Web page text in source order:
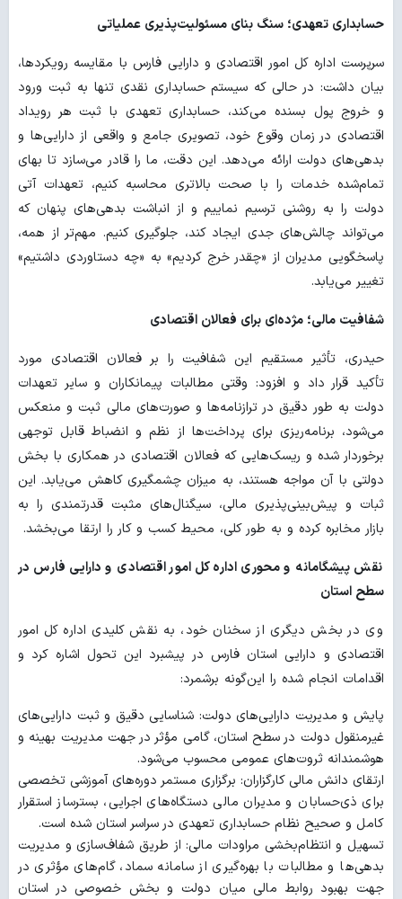
حسابداری تعهدی؛ سنگ بنای مسئولیت‌پذیری عملیاتی
سرپرست اداره کل امور اقتصادی و دارایی فارس با مقایسه رویکردها،
بیان داشت: در حالی که سیستم حسابداری نقدی تنها به ثبت ورود
و خروج پول بسنده می‌کند، حسابداری تعهدی با ثبت هر رویداد
اقتصادی در زمان وقوع خود، تصویری جامع و واقعی از دارایی‌ها و
بدهی‌های دولت ارائه می‌دهد. این دقت، ما را قادر می‌سازد تا بهای
تمام‌شده خدمات را با صحت بالاتری محاسبه کنیم، تعهدات آتی
دولت را به روشنی ترسیم نماییم و از انباشت بدهی‌های پنهان که
می‌تواند چالش‌های جدی ایجاد کند، جلوگیری کنیم. مهم‌تر از همه،
پاسخگویی مدیران از «چقدر خرج کردیم» به «چه دستاوردی داشتیم»
تغییر می‌یابد.
شفافیت مالی؛ مژده‌ای برای فعالان اقتصادی
حیدری، تأثیر مستقیم این شفافیت را بر فعالان اقتصادی مورد
تأکید قرار داد و افزود: وقتی مطالبات پیمانکاران و سایر تعهدات
دولت به طور دقیق در ترازنامه‌ها و صورت‌های مالی ثبت و منعکس
می‌شود، برنامه‌ریزی برای پرداخت‌ها از نظم و انضباط قابل توجهی
برخوردار شده و ریسک‌هایی که فعالان اقتصادی در همکاری با بخش
دولتی با آن مواجه هستند، به میزان چشمگیری کاهش می‌یابد. این
ثبات و پیش‌بینی‌پذیری مالی، سیگنال‌های مثبت قدرتمندی را به
بازار مخابره کرده و به طور کلی، محیط کسب‌ و کار را ارتقا می‌بخشد.
نقش پیشگامانه و محوری اداره کل امور اقتصادی و دارایی فارس در
سطح استان
وی در بخش دیگری از سخنان خود، به نقش کلیدی اداره کل امور
اقتصادی و دارایی استان فارس در پیشبرد این تحول اشاره کرد و
اقدامات انجام شده را این‌گونه برشمرد:
پایش و مدیریت دارایی‌های دولت: شناسایی دقیق و ثبت دارایی‌های
غیرمنقول دولت در سطح استان، گامی مؤثر در جهت مدیریت بهینه و
هوشمندانه ثروت‌های عمومی محسوب می‌شود.
ارتقای دانش مالی کارگزاران: برگزاری مستمر دوره‌های آموزشی تخصصی
برای ذی‌حسابان و مدیران مالی دستگاه‌های اجرایی، بسترساز استقرار
کامل و صحیح نظام حسابداری تعهدی در سراسر استان شده است.
تسهیل و انتظام‌بخشی مراودات مالی: از طریق شفاف‌سازی و مدیریت
بدهی‌ها و مطالبات با بهره‌گیری از سامانه سماد، گام‌های مؤثری در
جهت بهبود روابط مالی میان دولت و بخش خصوصی در استان